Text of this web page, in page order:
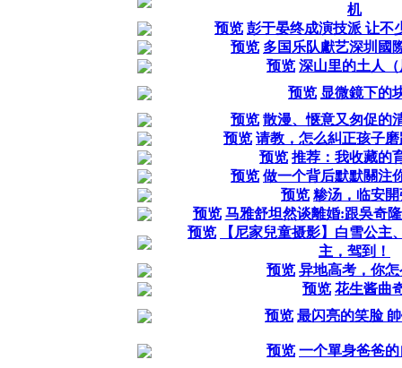
机
预览 彭于晏终成演技派 让不
预览 多国乐队獻艺深圳國
预览 深山里的土人
预览 显微鏡下的
预览 散漫、惬意又匆促的
预览 请教，怎么糾正孩子
预览 推荐：我收藏的
预览 做一个背后默默關注
预览 糁汤，临安
预览 马雅舒坦然谈離婚:跟吳奇
预览
【尼家兒童摄影】白雪公主
主，驾到！
预览 异地高考，你
预览 花生酱曲
预览 最闪亮的笑脸
预览 一个單身爸爸